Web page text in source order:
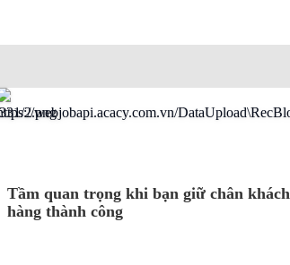
Tầm quan trọng khi bạn giữ chân khách
hàng thành công